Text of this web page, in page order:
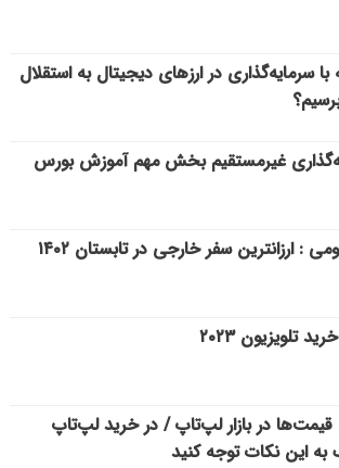
سرمایه‌گذاری در ارزهای دیجیتال به استقلال
غیرمستقیم بخش مهم آموزش بورس
: ارزانترین سفر خارجی در تابستان ۱۴۰۲
تلویزیون ۲۰۲۳
در بازار لپ‌تاپ / در خرید لپ‌تاپ
به این نکات توجه کنید